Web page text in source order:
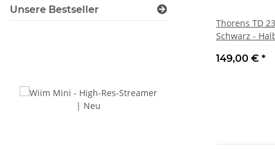
Thorens TD
Schwarz -
Beschreibung
149,00 € *
Unsere Bestseller